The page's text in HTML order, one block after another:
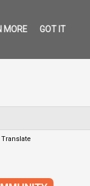
Siti
Translate
MORE GOT IT